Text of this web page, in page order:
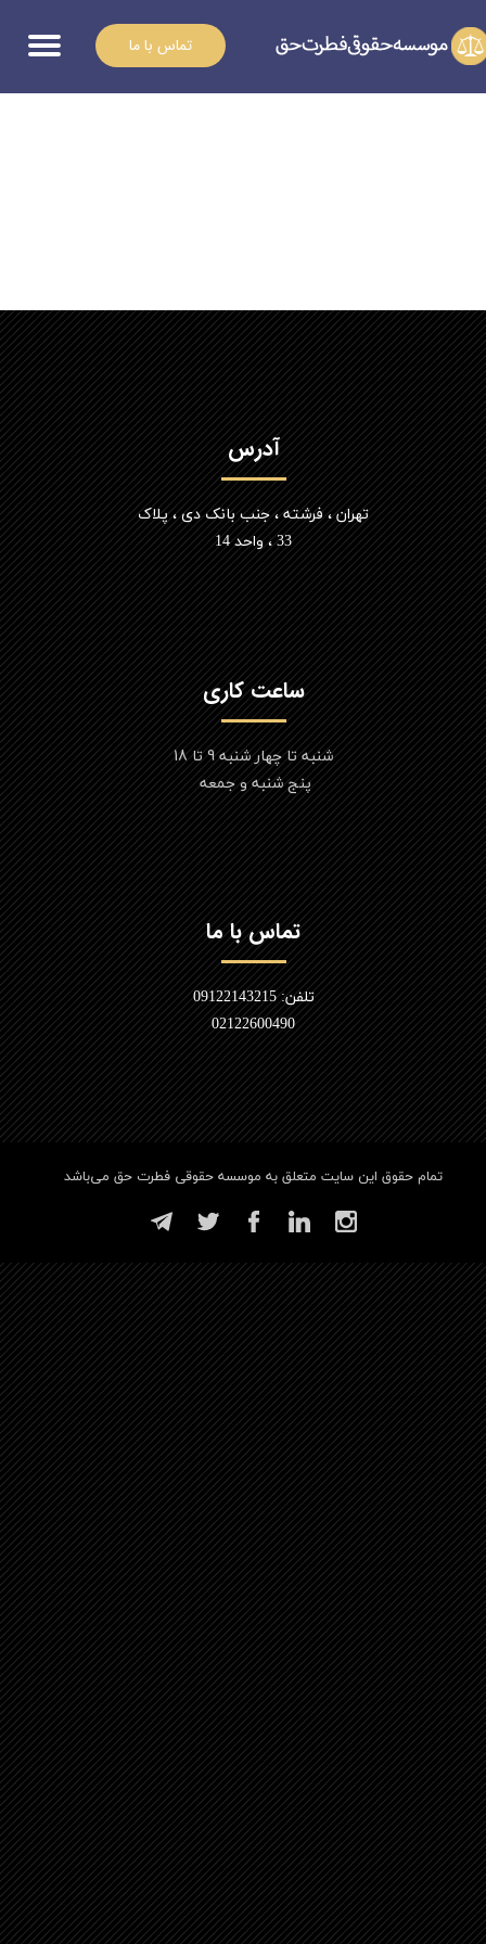
تماس با ما
تمام حقوق این سایت متعلق به موسسه حقوقی فطرت حق می‌باشد
آدرس
تهران ، فرشته ، جنب بانک دی ، پلاک
33 ، واحد 14
ساعت کاری
شنبه تا چهار شنبه 9 تا 18
پنج شنبه و جمعه
تماس با ما
تلفن: 09122143215
02122600490​​​​​​​